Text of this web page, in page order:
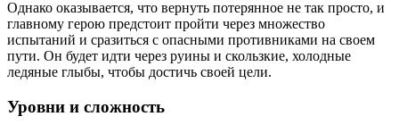
Однако оказывается, что вернуть потерянное не так просто, и
главному герою предстоит пройти через множество
испытаний и сразиться с опасными противниками на своем
пути. Он будет идти через руины и скользкие, холодные
ледяные глыбы, чтобы достичь своей цели.
Уровни и сложность